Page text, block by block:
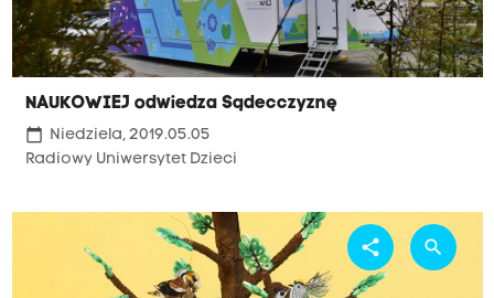
NAUKOWIEJ odwiedza Sądecczyznę
calendar_today Niedziela, 2019.05.05
Radiowy Uniwersytet Dzieci
share search